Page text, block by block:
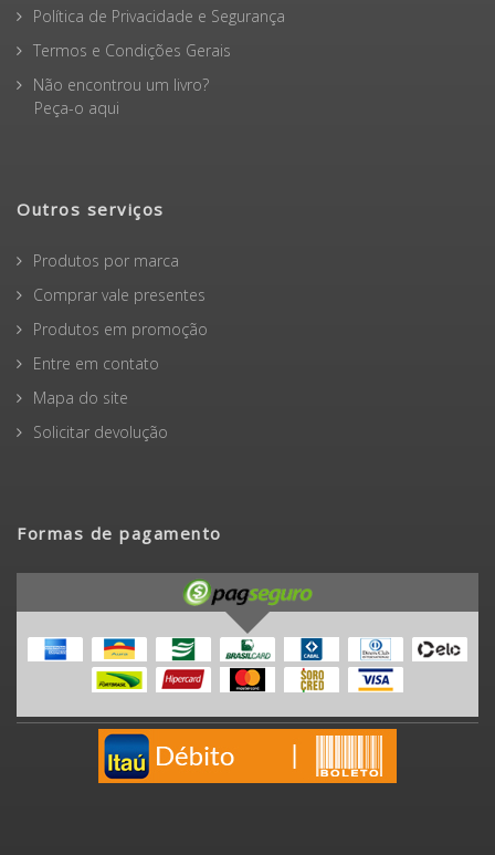
Política de Privacidade e Segurança
Termos e Condições Gerais
Não encontrou um livro?
Peça-o aqui
Outros serviços
Produtos por marca
Comprar vale presentes
Produtos em promoção
Entre em contato
Mapa do site
Solicitar devolução
Formas de pagamento